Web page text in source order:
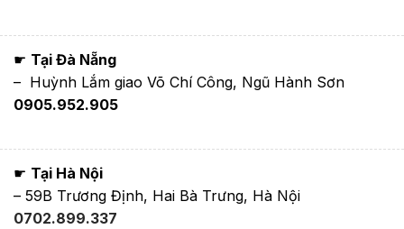
☛ Tại Đà Nẵng
– Huỳnh Lắm giao Võ Chí Công, Ngũ Hành Sơn
0905.952.905
☛ Tại Hà Nội
– 59B Trương Định, Hai Bà Trưng, Hà Nội
0702.899.337